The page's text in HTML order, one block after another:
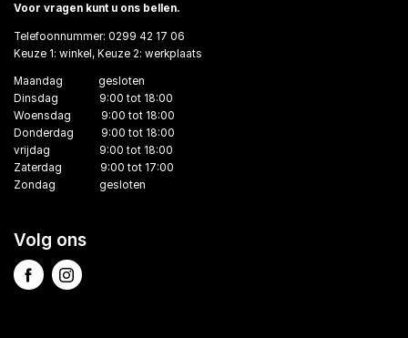
Voor vragen kunt u ons bellen.
Telefoonnummer: 0299 42 17 06
Keuze 1: winkel, Keuze 2: werkplaats
Maandag gesloten
Dinsdag 9:00 tot 18:00
Woensdag 9:00 tot 18:00
Donderdag 9:00 tot 18:00
vrijdag 9:00 tot 18:00
Zaterdag 9:00 tot 17:00
Zondag gesloten
Volg ons